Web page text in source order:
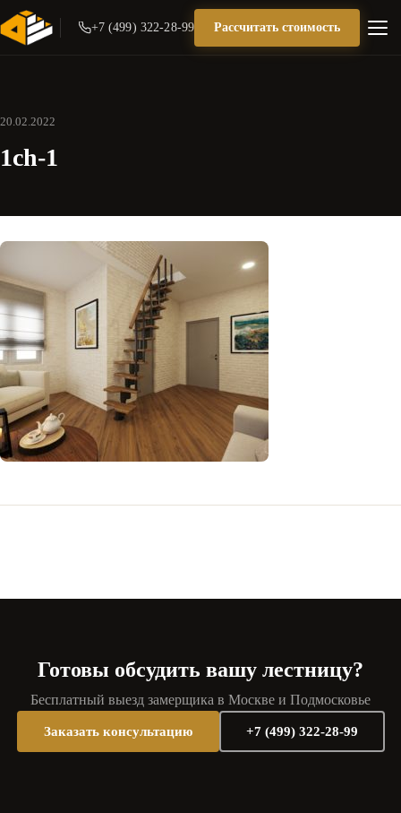
+7 (499) 322-28-99 Рассчитать стоимость
20.02.2022
1ch-1
Готовы обсудить вашу лестницу?
Бесплатный выезд замерщика в Москве и Подмосковье
Заказать консультацию +7 (499) 322-28-99